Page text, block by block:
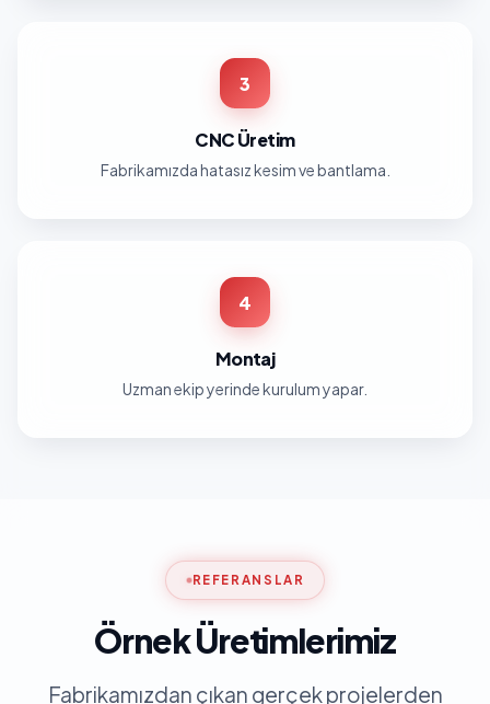
3
CNC Üretim
Fabrikamızda hatasız kesim ve bantlama.
4
Montaj
Uzman ekip yerinde kurulum yapar.
REFERANSLAR
Örnek Üretimlerimiz
Fabrikamızdan çıkan gerçek projelerden